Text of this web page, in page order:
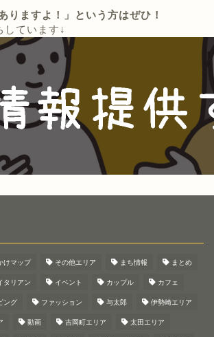
りますよ！」という方はぜひ！
しています↓
けマップ その他エリア まち情報 まとめ
タリアン イベント カップル カフェ
ング ファッション 与太郎 伊勢崎エリア
動画 吉岡町エリア 太田エリア